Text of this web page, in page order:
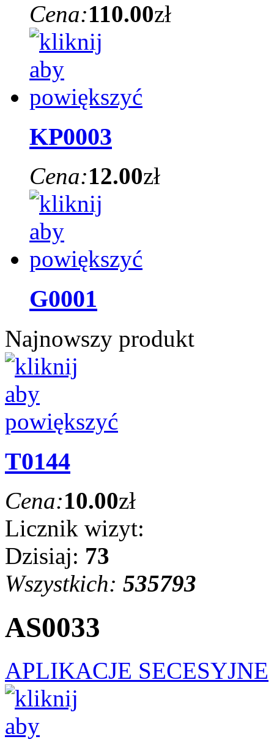
Cena:110.00zł
KP0003
Cena:12.00zł
G0001
Najnowszy produkt
T0144
Cena:10.00zł
Licznik wizyt:
Dzisiaj: 73
Wszystkich: 535793
AS0033
APLIKACJE SECESYJNE